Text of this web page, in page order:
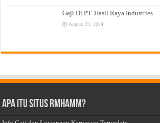
Gaji Di PT. Hasil Raya Industries
August 22, 2024
Apa Itu Situs Rmhamm?